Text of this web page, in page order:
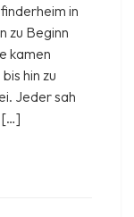
in
zu Beginn
kamen
hin zu
Jeder sah
[…]